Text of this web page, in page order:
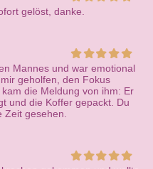
gelöst, danke.
Mannes und war emotional
geholfen, den Fokus
die Meldung von ihm: Er
und die Koffer gepackt. Du
gesehen.